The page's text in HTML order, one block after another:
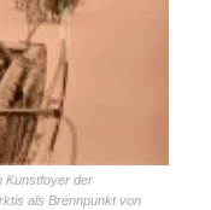
Kunstfoyer der
als Brennpunkt von